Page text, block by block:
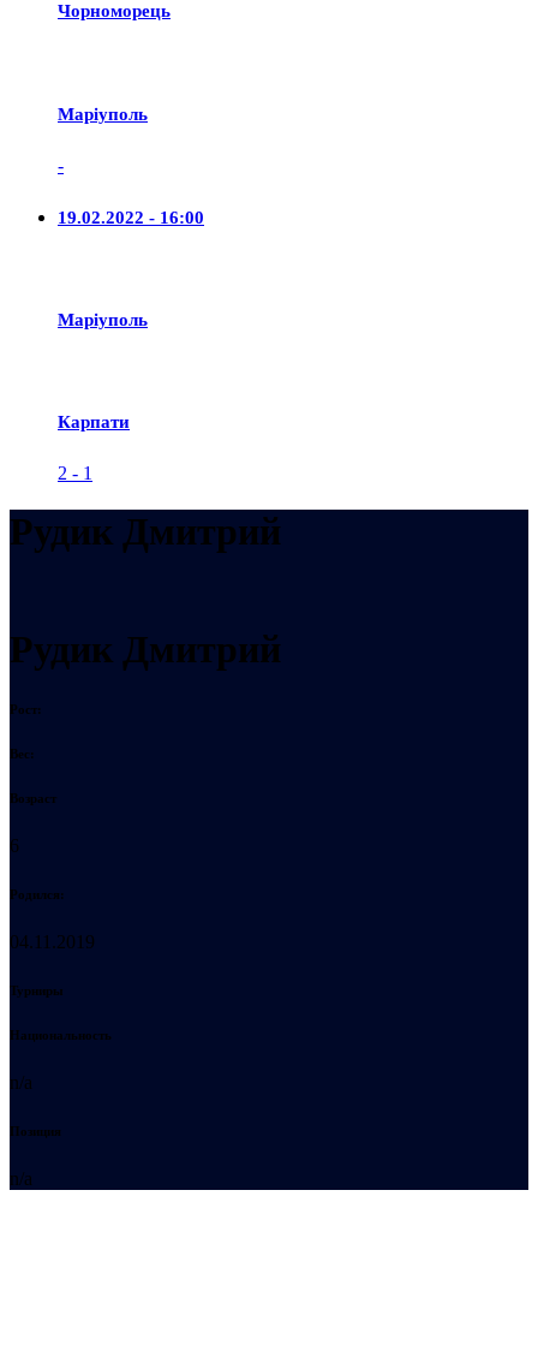
Чорноморець
Маріуполь
-
19.02.2022 - 16:00
Маріуполь
Карпати
2 - 1
Рудик Дмитрий
Рудик Дмитрий
Рост:
Вес:
Возраст
6
Родился:
04.11.2019
Турниры
Национальность
n/a
Позиция
n/a